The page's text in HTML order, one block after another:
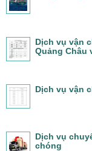
Dịch vụ vận
Quảng Châu
Dịch vụ vận
Dịch vụ
chóng